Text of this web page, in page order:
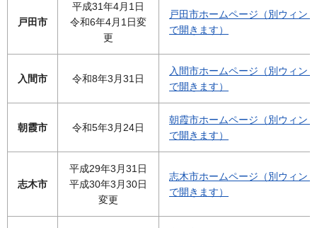
戸田市
平成31年4月1日
令和6年4月1日変
更
戸田市ホームページ（別ウィン
で開きます）
入間市 令和8年3月31日
入間市ホームページ（別ウィン
で開きます）
朝霞市 令和5年3月24日
朝霞市ホームページ（別ウィン
で開きます）
志木市
平成29年3月31日
平成30年3月30日
変更
志木市ホームページ（別ウィン
で開きます）